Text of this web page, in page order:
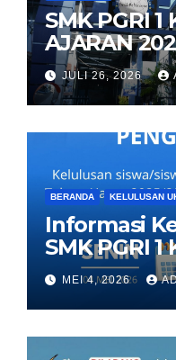
SMK PGRI 1
AJARAN
JULI 26, 2026
BERANDA KELULUSAN
Informasi
SMK PGRI 1
MEI 4, 2026